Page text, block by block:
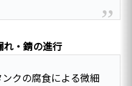
れ・錆の進行
クの腐食による微細